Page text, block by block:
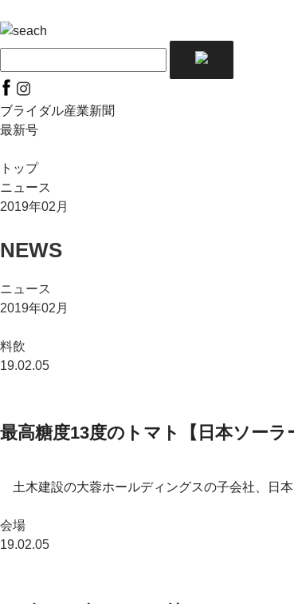
ブライダル産業新聞
最新号
トップ
ニュース
2019年02月
NEWS
ニュース
2019年02月
料飲
19.02.05
最高糖度13度のトマト【日本ソーラ
土木建設の大蓉ホールディングスの子会社、日
会場
19.02.05